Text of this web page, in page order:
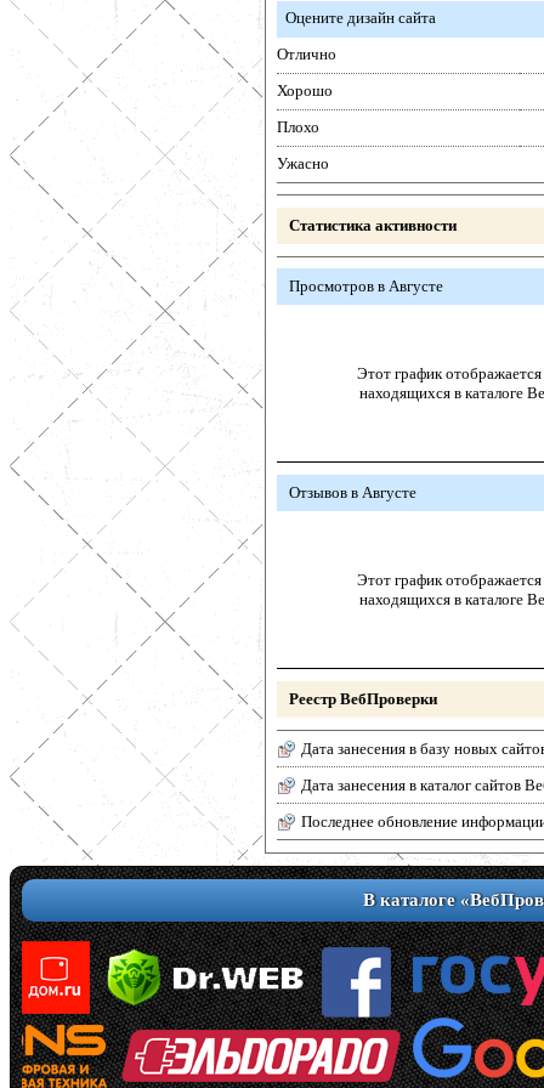
Оцените дизайн сайта
Отлично
Хорошо
Плохо
Ужасно
Статистика активности
Просмотров в Августе
Этот график отображается
находящихся в каталоге
Отзывов в Августе
Этот график отображается
находящихся в каталоге
Реестр ВебПроверки
Дата занесения в базу новых
Дата занесения в каталог сайтов
Последнее обновление
В каталоге